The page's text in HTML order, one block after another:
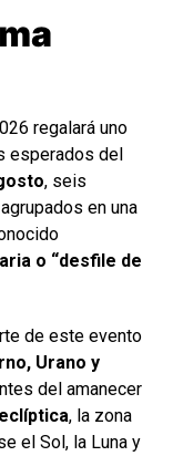
regalará uno
esperados del
, seis
en una
o “desfile de
de este evento
Urano y
del amanecer
eclíptica, la zona
el Sol, la Luna y